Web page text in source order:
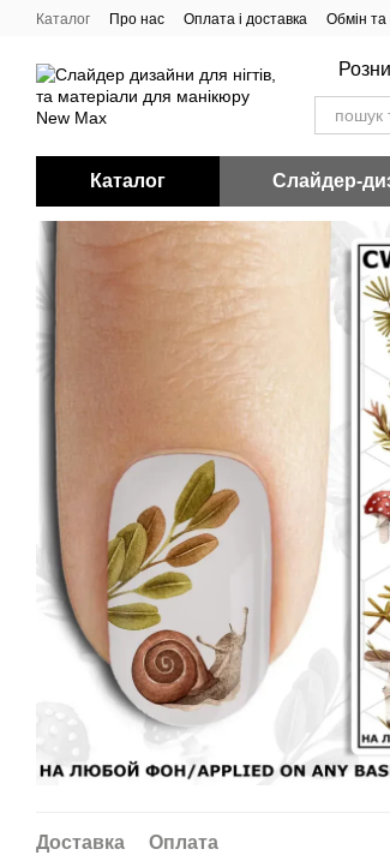
Перейти до основного контенту
Каталог Про нас Оплата і доставка Обмін
Каталог Слайдер-
Доставка
Оплата